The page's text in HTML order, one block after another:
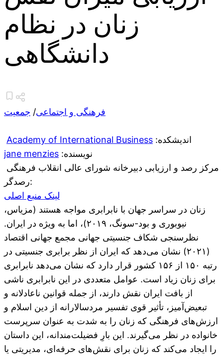
زنان در نظام
دانشگاهی
فرهنگی و اجتماعی/ جمعیت
Academy of International Business :اندیشکده
jane menzies :نویسنده
مرکز رصد و ارزیابی دبیرخانه شورای عالی انقلاب فرهنگی
:رصدگر
لینک منبع اصلی
زنان در سراسر جهان با نابرابری مواجه هستند (مزیاس،
نیوبوری و بود-سونگ، ۲۰۱۹)، اما به ویژه در ایران.
نظرسنجی شکاف جنسیتی جهانی مجمع جهانی اقتصاد
(۲۰۲۱) نشان می‌دهد که ایران از نظر برابری جنسیتی در
رتبه ۱۵۰ از ۱۵۶ کشور قرار دارد که نشان می‌دهد نابرابری
برای زنان زیاد است. عوامل متعددی در این نابرابری ناشی
از بافت ایران نقش دارند، از جمله قوانین ناعادلانه و
تبعیض‌آمیز، تأثیر قوی تفسیر مردسالارانه از دین اسلام و
ارزش‌های فرهنگی که زنان را به شدت به عنوان سرپرست
خانواده در نظر می‌گیرند. این بارِ فضیلت‌مندانه، این داستان
را ایجاد می‌کند که زنان برای نقش‌های حرفه‌ای، مدیریتی یا